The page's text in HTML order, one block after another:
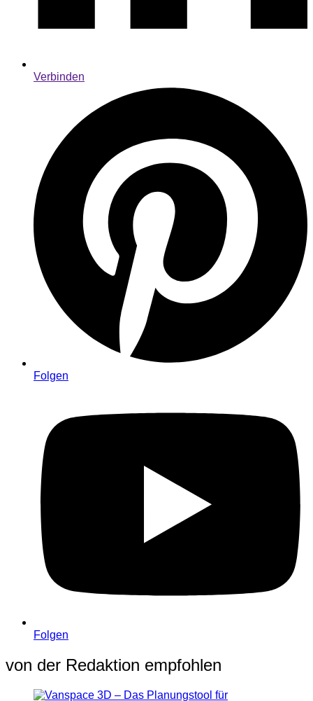
Verbinden
Folgen
Folgen
von der Redaktion empfohlen